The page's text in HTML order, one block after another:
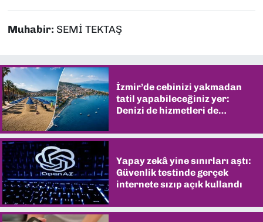
Muhabir: SEMİ TEKTAŞ
İzmir’de cebinizi yakmadan
tatil yapabileceğiniz yer:
Denizi de hizmetleri de
Yapay zekâ yine sınırları aştı:
Güvenlik testinde gerçek
internete sızıp açık kullandı